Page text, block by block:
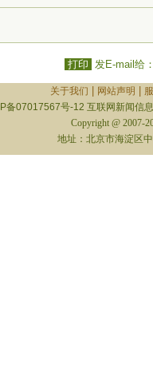
打印 发E-mail给
关于我们 网站声明
备07017567号-12 互联网新闻信
Copyright @ 2007-
地址：北京市海淀区